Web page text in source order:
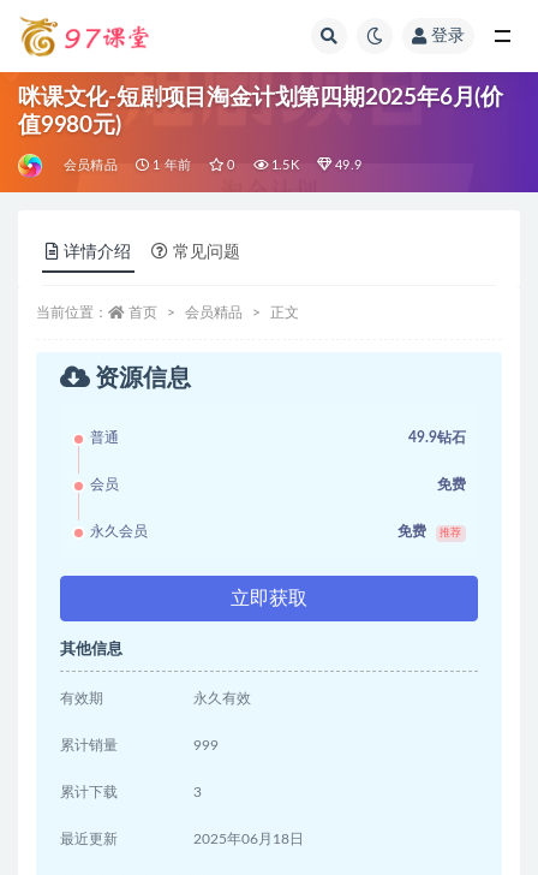
登录
咪课文化-短剧项目淘金计划第四期2025年6月(价
值9980元)
会员精品 1 年前 0 1.5K 49.9
详情介绍 常见问题
当前位置： 首页 会员精品 正文
资源信息
普通 49.9钻石
会员 免费
永久会员 免费 推荐
立即获取
其他信息
有效期 永久有效
累计销量 999
累计下载 3
最近更新 2025年06月18日